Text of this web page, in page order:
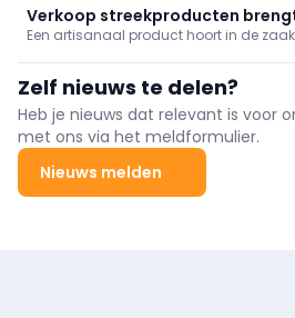
gegeerde koffiebonen.
Verkoop streekproducten
uw winkel
Een artisanaal product hoort in de
ambachtelijke karakter van (een deel
hooghouden en hebben daarom baat
ambachtelijke circuit. En dat is ook
zet. Zij krijgen vaak de exclusiviteit van
de authenticiteit van het streekproduct
Zelf nieuws te delen?
Heb je nieuws dat relevant is voor
met ons via het meldformulier.
Nieuws melden